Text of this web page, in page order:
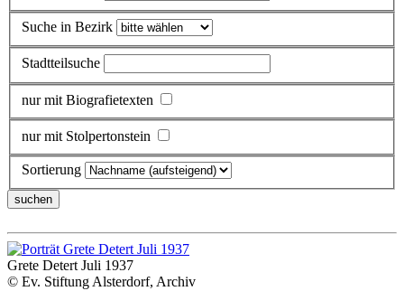
Suche in Bezirk
Stadtteilsuche
nur mit Biografietexten
nur mit Stolpertonstein
Sortierung
Grete Detert Juli 1937
© Ev. Stiftung Alsterdorf, Archiv